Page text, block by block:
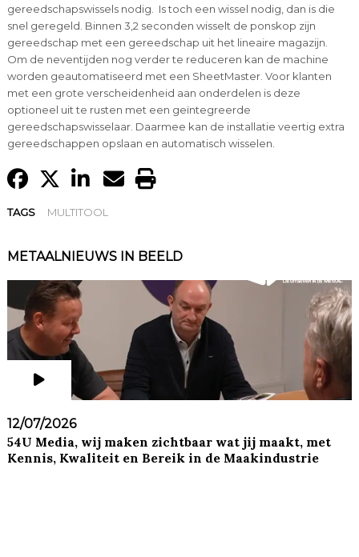
gereedschapswissels nodig. Is toch een wissel nodig, dan is die
snel geregeld. Binnen 3,2 seconden wisselt de ponskop zijn
gereedschap met een gereedschap uit het lineaire magazijn.
Om de neventijden nog verder te reduceren kan de machine
worden geautomatiseerd met een SheetMaster. Voor klanten
met een grote verscheidenheid aan onderdelen is deze
optioneel uit te rusten met een geïntegreerde
gereedschapswisselaar. Daarmee kan de installatie veertig extra
gereedschappen opslaan en automatisch wisselen.
TAGS MULTITOOL
METAALNIEUWS IN BEELD
12/07/2026
54U Media, wij maken zichtbaar wat jij maakt, met
Kennis, Kwaliteit en Bereik in de Maakindustrie